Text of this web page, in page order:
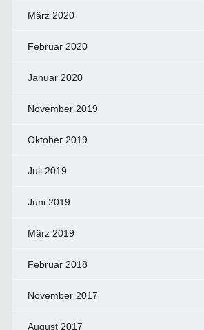
März 2020
Februar 2020
Januar 2020
November 2019
Oktober 2019
Juli 2019
Juni 2019
März 2019
Februar 2018
November 2017
August 2017